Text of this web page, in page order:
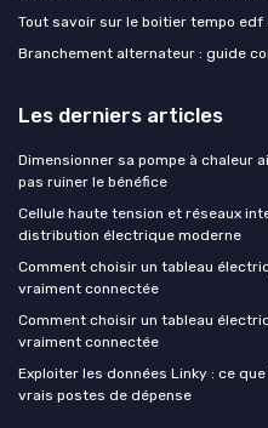
Tout savoir sur le boitier tempo
Branchement alternateur : guide
Les derniers articles
Dimensionner sa pompe à chaleur
pas ruiner le bénéfice
Cellule haute tension et réseaux
distribution électrique moderne
Comment choisir un tableau
vraiment connectée
Comment choisir un tableau
vraiment connectée
Exploiter les données Linky : ce
vrais postes de dépense